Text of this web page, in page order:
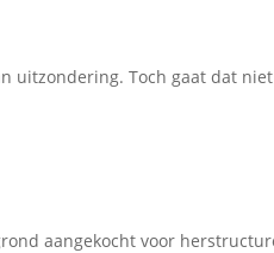
uitzondering. Toch gaat dat
aangekocht voor